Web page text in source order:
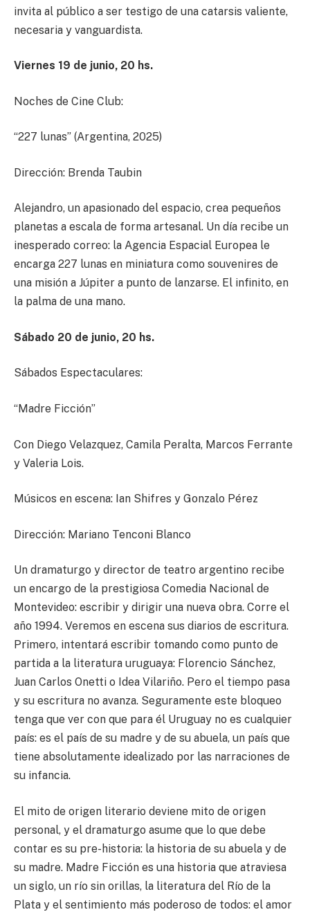
invita al público a ser testigo de una catarsis valiente,
necesaria y vanguardista.
Viernes 1 9 de junio, 20 hs.
Noches de Cine Club:
“227 lunas” (Argentina, 2025)
Dirección: Brenda Taubin
Alejandro, un apasionado del espacio, crea pequeños
planetas a escala de forma artesanal. Un día recibe un
inesperado correo: la Agencia Espacial Europea le
encarga 227 lunas en miniatura como souvenires de
una misión a Júpiter a punto de lanzarse. El infinito, en
la palma de una mano.
Sábado 20 de junio, 20 hs.
Sábados Espectaculares:
“Madre Ficción”
Con Diego Velazquez, Camila Peralta, Marcos Ferrante
y Valeria Lois.
Músicos en escena: Ian Shifres y Gonzalo Pérez
Dirección: Mariano Tenconi Blanco
Un dramaturgo y director de teatro argentino recibe
un encargo de la prestigiosa Comedia Nacional de
Montevideo: escribir y dirigir una nueva obra. Corre el
año 1994. Veremos en escena sus diarios de escritura.
Primero, intentará escribir tomando como punto de
partida a la literatura uruguaya: Florencio Sánchez,
Juan Carlos Onetti o Idea Vilariño. Pero el tiempo pasa
y su escritura no avanza. Seguramente este bloqueo
tenga que ver con que para él Uruguay no es cualquier
país: es el país de su madre y de su abuela, un país que
tiene absolutamente idealizado por las narraciones de
su infancia.
El mito de origen literario deviene mito de origen
personal, y el dramaturgo asume que lo que debe
contar es su pre-historia: la historia de su abuela y de
su madre. Madre Ficción es una historia que atraviesa
un siglo, un río sin orillas, la literatura del Río de la
Plata y el sentimiento más poderoso de todos: el amor